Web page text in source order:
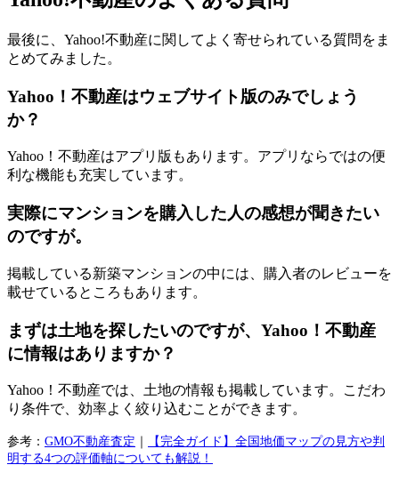
最後に、Yahoo!不動産に関してよく寄せられている質問をま
とめてみました。
Yahoo！不動産はウェブサイト版のみでしょう
か？
Yahoo！不動産はアプリ版もあります。アプリならではの便
利な機能も充実しています。
実際にマンションを購入した人の感想が聞きたい
のですが。
掲載している新築マンションの中には、購入者のレビューを
載せているところもあります。
まずは土地を探したいのですが、Yahoo！不動産
に情報はありますか？
Yahoo！不動産では、土地の情報も掲載しています。こだわ
り条件で、効率よく絞り込むことができます。
参考： GMO不動産査定 ｜ 【完全ガイド】 全国地価マップの見方や判
明する4つの評価軸についても解説！